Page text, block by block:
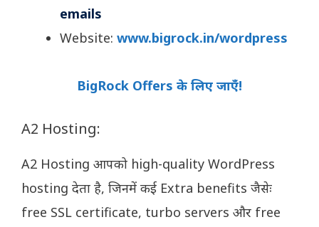
emails
Website: www.bigrock.in/wordpress
BigRock Offers के लिए जाएँ!
A2 Hosting:
A2 Hosting आपको high-quality WordPress
hosting देता है, जिनमें कई Extra benefits जैसेः
free SSL certificate, turbo servers और free